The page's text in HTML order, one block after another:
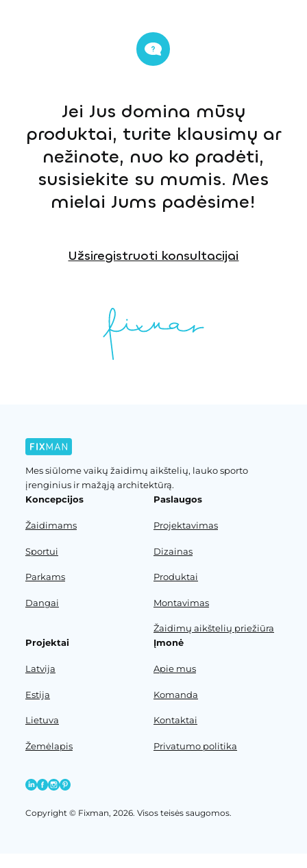
Jei Jus domina mūsų
produktai, turite klausimų ar
nežinote, nuo ko pradėti,
susisiekite su mumis. Mes
mielai Jums padėsime!
Užsiregistruoti konsultacijai
Mes siūlome vaikų žaidimų aikštelių, lauko sporto
įrenginius ir mažąją architektūrą.
Koncepcijos
Žaidimams
Sportui
Parkams
Dangai
Paslaugos
Projektavimas
Dizainas
Produktai
Montavimas
Žaidimų aikštelių priežiūra
Projektai
Latvija
Estija
Lietuva
Žemėlapis
Įmonė
Apie mus
Komanda
Kontaktai
Privatumo politika
Copyright © Fixman, 2026. Visos teisės saugomos.